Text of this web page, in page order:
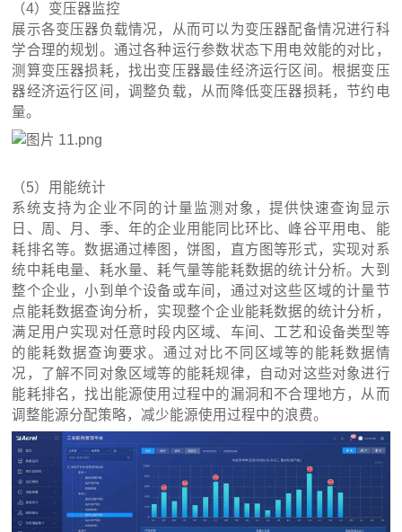
（4）变压器监控
展示各变压器负载情况，从而可以为变压器配备情况进行科
学合理的规划。通过各种运行参数状态下用电效能的对比，
测算变压器损耗，找出变压器最佳经济运行区间。根据变压
器经济运行区间，调整负载，从而降低变压器损耗，节约电
量。
（5）用能统计
系统支持为企业不同的计量监测对象，提供快速查询显示
日、周、月、季、年的企业用能同比环比、峰谷平用电、能
耗排名等。数据通过棒图，饼图，直方图等形式，实现对系
统中耗电量、耗水量、耗气量等能耗数据的统计分析。大到
整个企业，小到单个设备或车间，通过对这些区域的计量节
点能耗数据查询分析，实现整个企业能耗数据的统计分析，
满足用户实现对任意时段内区域、车间、工艺和设备类型等
的能耗数据查询要求。通过对比不同区域等的能耗数据情
况，了解不同对象区域等的能耗规律，自动对这些对象进行
能耗排名，找出能源使用过程中的漏洞和不合理地方，从而
调整能源分配策略，减少能源使用过程中的浪费。